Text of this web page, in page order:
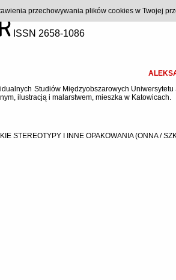
ISSN 2658-1086
Studiów Międzyobszarowych
ilustracją i malarstwem, mieszka w Katowicach.
STEREOTYPY I INNE OPAKOWANIA (ONNA /
przechowywania plików cookies w Twojej